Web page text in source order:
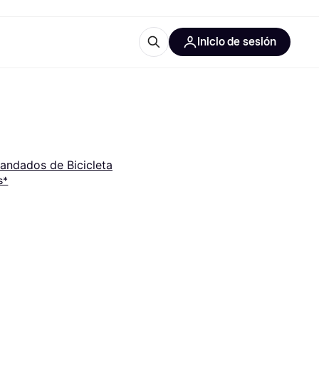
Inicio de sesión
de Bicicleta